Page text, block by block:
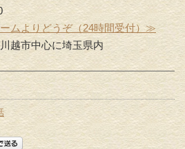
ムよりどうぞ（24時間受付）≫
越市中心に埼玉県内